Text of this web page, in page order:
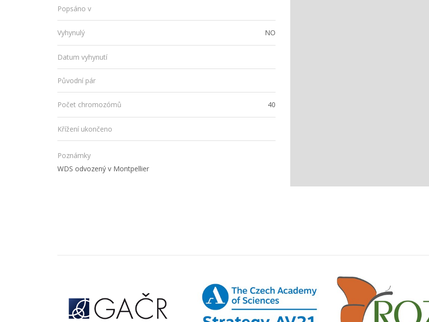
Popsáno v
Vyhynulý NO
Datum vyhynutí
Původní pár
Počet chromozómů 40
Křížení ukončeno
Poznámky
WDS odvozený v Montpellier